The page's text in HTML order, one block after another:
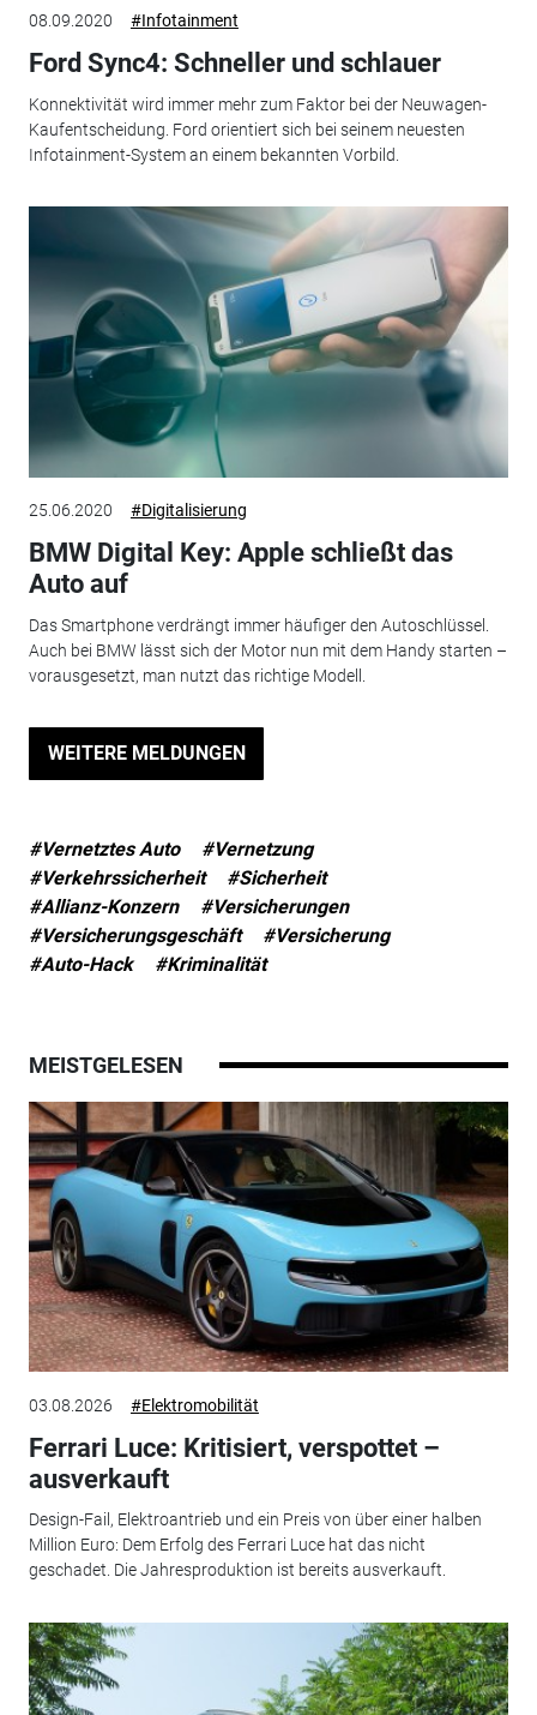
08.09.2020 #Infotainment
Ford Sync4: Schneller und schlauer
Konnektivität wird immer mehr zum Faktor bei der Neuwagen-
Kaufentscheidung. Ford orientiert sich bei seinem neuesten
Infotainment-System an einem bekannten Vorbild.
25.06.2020 #Digitalisierung
BMW Digital Key: Apple schließt das
Auto auf
Das Smartphone verdrängt immer häufiger den Autoschlüssel.
Auch bei BMW lässt sich der Motor nun mit dem Handy starten –
vorausgesetzt, man nutzt das richtige Modell.
WEITERE MELDUNGEN
#Vernetztes Auto
#Vernetzung
#Verkehrssicherheit
#Sicherheit
#Allianz-Konzern
#Versicherungen
#Versicherungsgeschäft
#Versicherung
#Auto-Hack
#Kriminalität
MEISTGELESEN
03.08.2026 #Elektromobilität
Ferrari Luce: Kritisiert, verspottet –
ausverkauft
Design-Fail, Elektroantrieb und ein Preis von über einer halben
Million Euro: Dem Erfolg des Ferrari Luce hat das nicht
geschadet. Die Jahresproduktion ist bereits ausverkauft.